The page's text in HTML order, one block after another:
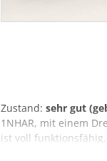
Zustand: sehr gut
1NHAR, mit einem
ist voll
und optischem